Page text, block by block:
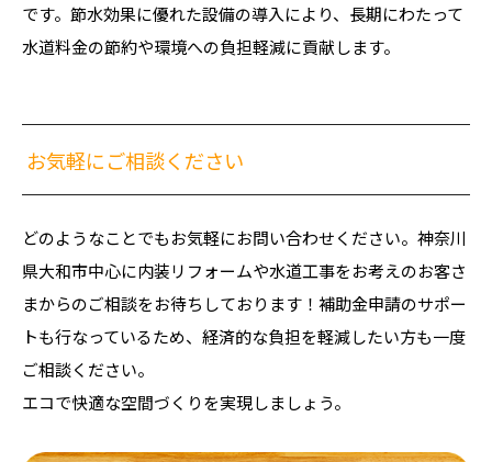
です。節水効果に優れた設備の導入により、長期にわたって
水道料金の節約や環境への負担軽減に貢献します。
お気軽にご相談ください
どのようなことでもお気軽にお問い合わせください。神奈川
県大和市中心に内装リフォームや水道工事をお考えのお客さ
まからのご相談をお待ちしております！補助金申請のサポー
トも行なっているため、経済的な負担を軽減したい方も一度
ご相談ください。
エコで快適な空間づくりを実現しましょう。